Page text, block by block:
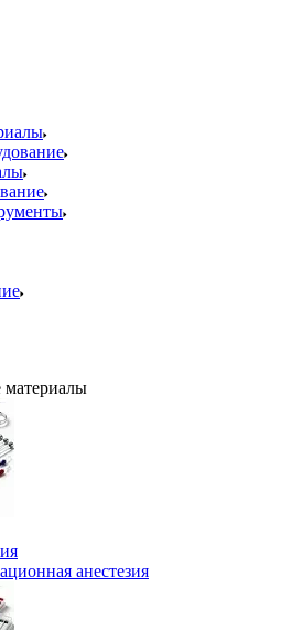
материалы
анестезия